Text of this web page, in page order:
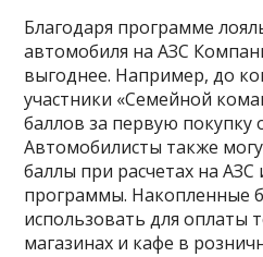
Благодаря программе
автомобиля на АЗС
выгоднее. Например, до
участники «Семейной
баллов за первую покупку
Автомобилисты также
баллы при расчетах на АЗС
программы. Накопленные
использовать для оплаты
магазинах и кафе в